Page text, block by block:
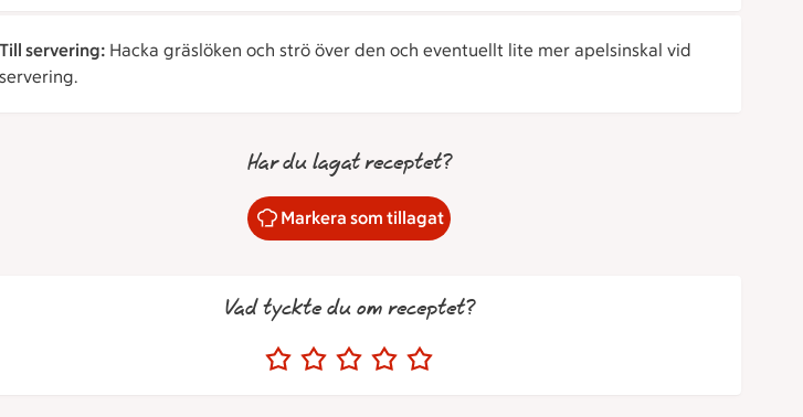
Till servering: Hacka gräslöken och strö över den och eventuellt lite mer apelsinskal vid
servering.
Har du lagat receptet?
Markera som tillagat
Vad tyckte du om receptet?